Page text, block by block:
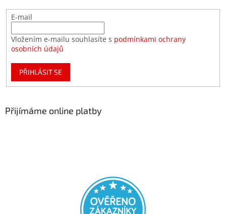
E-mail
Vložením e-mailu souhlasíte s podmínkami ochrany
osobních údajů
PŘIHLÁSIT SE
Přijímáme online platby